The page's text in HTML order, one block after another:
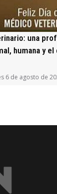
una
humana y
6 de agosto de